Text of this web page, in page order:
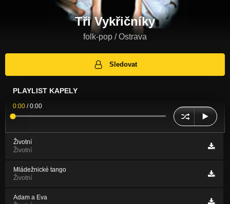
Tři Vykřičníky
folk-pop / Ostrava
Sledovat
PLAYLIST KAPELY
0:00 /0:00
Životní
Životní
Mládežnické tango
Životní
Adam a Eva